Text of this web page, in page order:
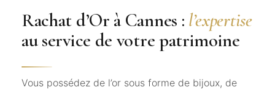
Rachat d’Or à Cannes : l’expertise
au service de votre patrimoine
Vous possédez de l’or sous forme de bijoux, de